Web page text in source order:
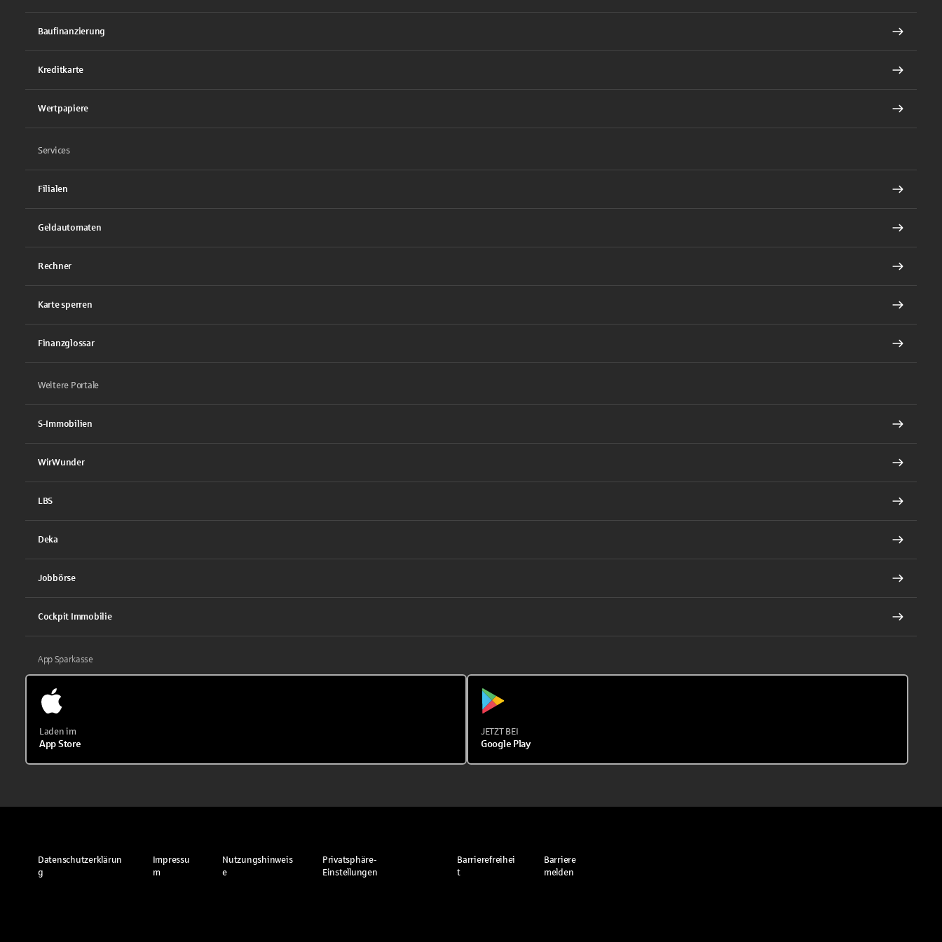
Baufinanzierung
Kreditkarte
Wertpapiere
Services
Filialen
Geldautomaten
Rechner
Karte sperren
Finanzglossar
Weitere Portale
S-Immobilien
WirWunder
LBS
Deka
Jobbörse
Cockpit Immobilie
App Sparkasse
Laden im
App Store
JETZT BEI
Google Play
Datenschutzerklärun
g
Impressu
m
Nutzungshinweis
e
Privatsphäre-
Einstellungen
Barrierefreihei
t
Barriere
melden